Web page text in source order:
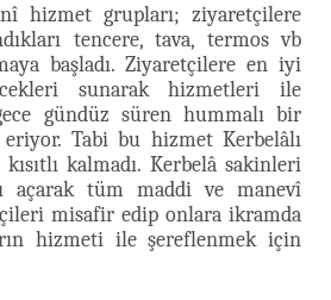
hizmet grupları; ziyaretçilere
tencere, tava, termos vb
başladı. Ziyaretçilere en iyi
sunarak hizmetleri ile
gündüz süren hummalı bir
eriyor. Tabi bu hizmet Kerbelâlı
kalmadı. Kerbelâ sakinleri
açarak tüm maddi ve manevî
misafir edip onlara ikramda
hizmeti ile şereflenmek için